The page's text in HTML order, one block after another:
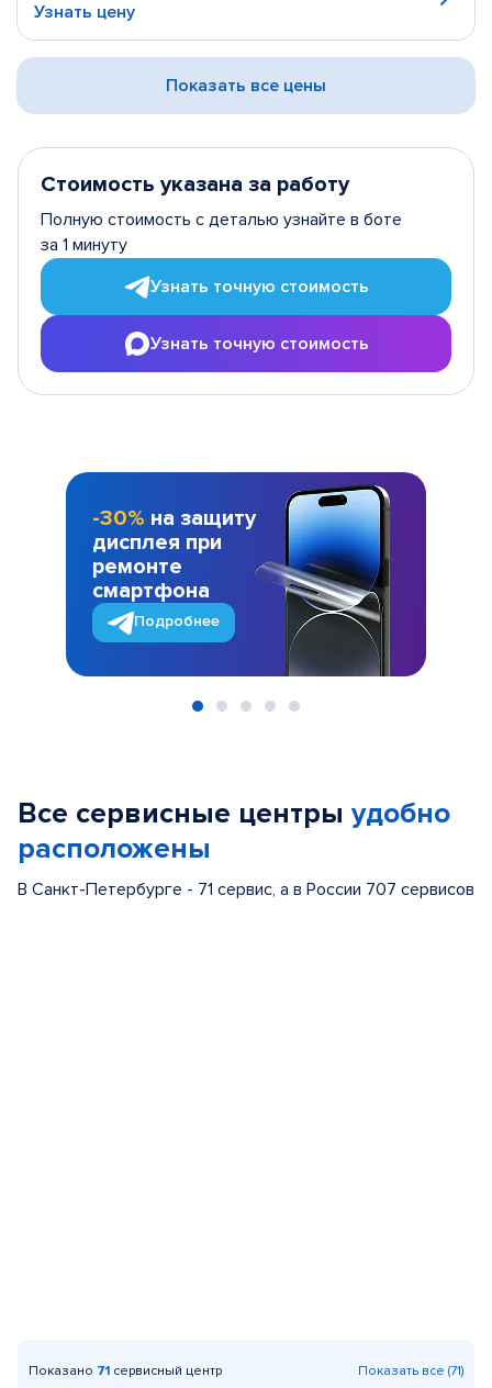
Узнать цену
Показать все цены
Стоимость указана за работу
Полную стоимость с деталью узнайте в боте
за 1 минуту
Узнать точную стоимость
Узнать точную стоимость
-30% на защиту
дисплея при
ремонте
смартфона
Подробнее
Все сервисные центры удобно
расположены
В Санкт-Петербурге - 71 сервис, а в России 707 сервисов
Показано 71 сервисный центр Показать все (71)